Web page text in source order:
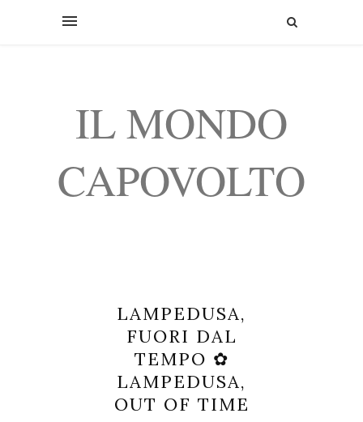
IL MONDO
CAPOVOLTO
LAMPEDUSA,
FUORI DAL
TEMPO ✿
LAMPEDUSA,
OUT OF TIME